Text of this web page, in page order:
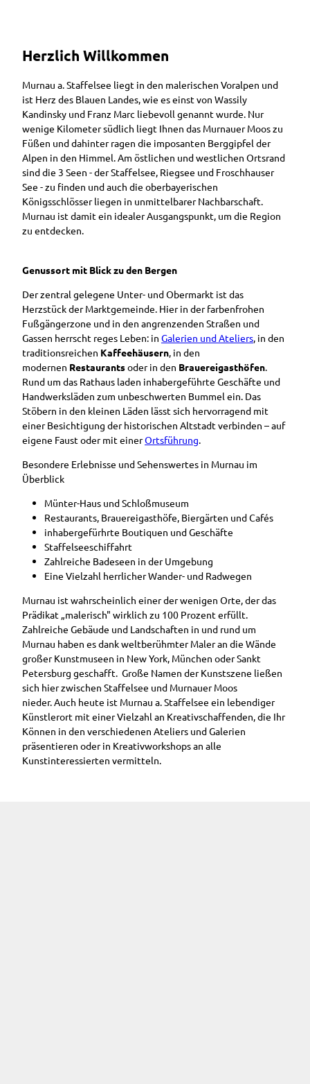
Herzlich Willkommen
Murnau a. Staffelsee liegt in den malerischen Voralpen und
ist Herz des Blauen Landes, wie es einst von Wassily
Kandinsky und Franz Marc liebevoll genannt wurde. Nur
wenige Kilometer südlich liegt Ihnen das Murnauer Moos zu
Füßen und dahinter ragen die imposanten Berggipfel der
Alpen in den Himmel. Am östlichen und westlichen Ortsrand
sind die 3 Seen - der Staffelsee, Riegsee und Froschhauser
See - zu finden und auch die oberbayerischen
Königsschlösser liegen in unmittelbarer Nachbarschaft.
Murnau ist damit ein idealer Ausgangspunkt, um die Region
zu entdecken.
Genussort mit Blick zu den Bergen
Der zentral gelegene Unter- und Obermarkt ist das
Herzstück der Marktgemeinde. Hier in der farbenfrohen
Fußgängerzone und in den angrenzenden Straßen und
Gassen herrscht reges Leben: in Galerien und Ateliers, in den
traditionsreichen Kaffeehäusern, in den
modernen Restaurantsoder in den Brauereigasthöfen.
Rund um das Rathaus laden inhabergeführte Geschäfte und
Handwerksläden zum unbeschwerten Bummel ein. Das
Stöbern in den kleinen Läden lässt sich hervorragend mit
einer Besichtigung der historischen Altstadt verbinden – auf
eigene Faust oder mit einerOrtsführung.
Besondere Erlebnisse und Sehenswertes in Murnau im
Überblick
Münter-Haus und Schloßmuseum
Restaurants, Brauereigasthöfe, Biergärten und Cafés
inhabergefürhrte Boutiquen und Geschäfte
Staffelseeschiffahrt
Zahlreiche Badeseen in der Umgebung
Eine Vielzahl herrlicher Wander- und Radwegen
Murnau ist wahrscheinlich einer der wenigen Orte, der das
Prädikat „malerisch" wirklich zu 100 Prozent erfüllt.
Zahlreiche Gebäude und Landschaften in und rund um
Murnau haben es dank weltberühmter Maler an die Wände
großer Kunstmuseen in New York, München oder Sankt
Petersburg geschafft. Große Namen der Kunstszene ließen
sich hier zwischen Staffelsee und Murnauer Moos
nieder. Auch heute ist Murnau a. Staffelsee ein lebendiger
Künstlerort mit einer Vielzahl an Kreativschaffenden, die Ihr
Können in den verschiedenen Ateliers und Galerien
präsentieren oder in Kreativworkshops an alle
Kunstinteressierten vermitteln.